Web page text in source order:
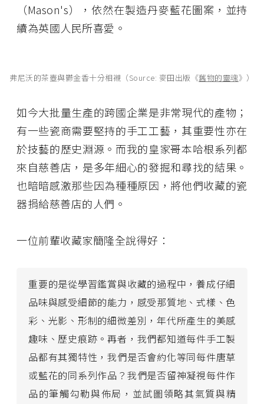
（Mason's），依然在製造丹麥藍花圖案，並持
續為英國人民所喜愛。
弗尼沃的茶壺與鬱金香十分相襯 （Source: 麥田出版《舊物的靈魂》）
如今大批量生產的跨國企業是非常現代的產物；
有一些瓷商需要堅持的手工工藝，其重要性亦在
於技藝的歷史淵源。而我的皇家哥本哈根系列都
來自慈善店，是多年細心的發掘和尋找的結果。
也暗暗感激那些因為種種原因，將他們收藏的瓷
器捐給慈善店的人們。
一位前輩收藏家簡隆全說得好：
重要的是從學習鑑賞與收藏的過程中，養成仔細
品味與感受細節的能力，感受那質地、式樣、色
彩、光影、形制的細微差別，年代所產生的美感
趣味、歷史痕跡。再者，我們都知道每件手工製
品都有其獨特性，我們是否會約化等同每件唐草
或藍花的同系列作品？我們是否留神凝視每件作
品的筆觸勾勒與佈局，並試圖領略其氣質與精